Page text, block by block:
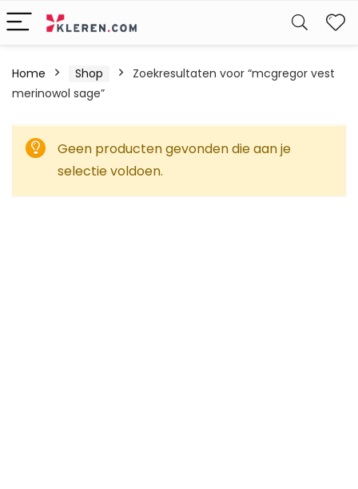
Home Shop
Zoekresultaten voor “mcgregor vest
merinowol sage”
Geen producten gevonden die aan je
selectie voldoen.